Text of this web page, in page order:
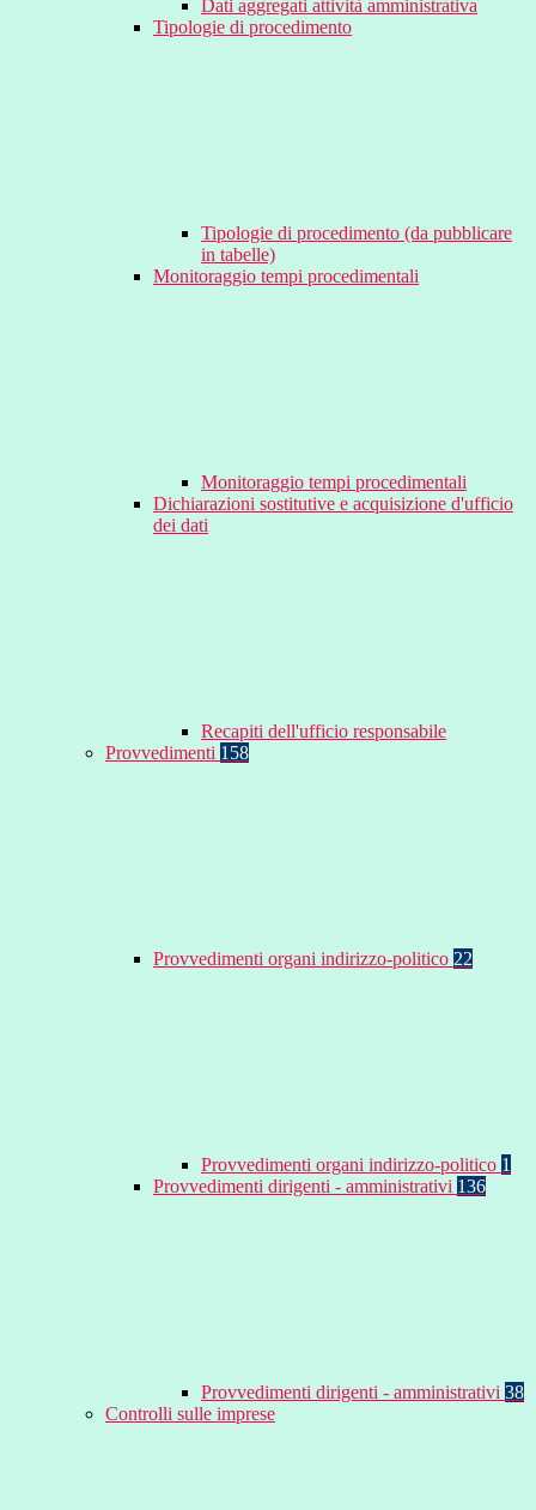
Dati aggregati attività amministrativa
Tipologie di procedimento
Tipologie di procedimento (da pubblicare
in tabelle)
Monitoraggio tempi procedimentali
Monitoraggio tempi procedimentali
Dichiarazioni sostitutive e acquisizione d'ufficio
dei dati
Recapiti dell'ufficio responsabile
Provvedimenti 158
Provvedimenti organi indirizzo-politico 22
Provvedimenti organi indirizzo-politico 1
Provvedimenti dirigenti - amministrativi 136
Provvedimenti dirigenti - amministrativi 38
Controlli sulle imprese